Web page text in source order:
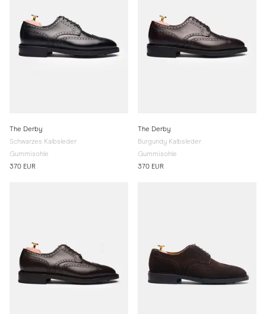
The Derby
Schwarzes Kalbsleder
Gummisohle
370 EUR
The Derby
Burgundy Kalbsleder
Gummisohle
370 EUR